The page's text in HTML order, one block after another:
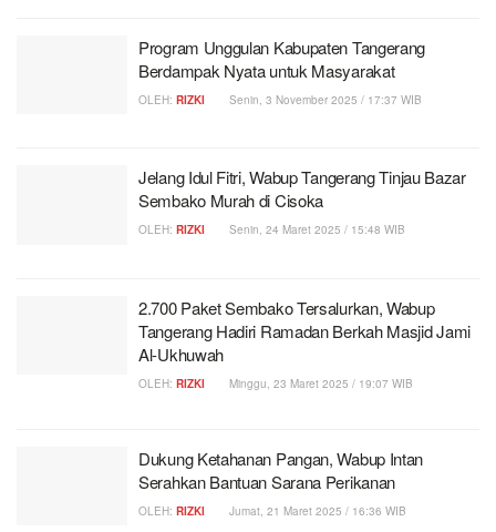
Program Unggulan Kabupaten Tangerang
Berdampak Nyata untuk Masyarakat
OLEH: RIZKI Senin, 3 November 2025 / 17:37 WIB
Jelang Idul Fitri, Wabup Tangerang Tinjau Bazar
Sembako Murah di Cisoka
OLEH: RIZKI Senin, 24 Maret 2025 / 15:48 WIB
2.700 Paket Sembako Tersalurkan, Wabup
Tangerang Hadiri Ramadan Berkah Masjid Jami
Al-Ukhuwah
OLEH: RIZKI Minggu, 23 Maret 2025 / 19:07 WIB
Dukung Ketahanan Pangan, Wabup Intan
Serahkan Bantuan Sarana Perikanan
OLEH: RIZKI Jumat, 21 Maret 2025 / 16:36 WIB